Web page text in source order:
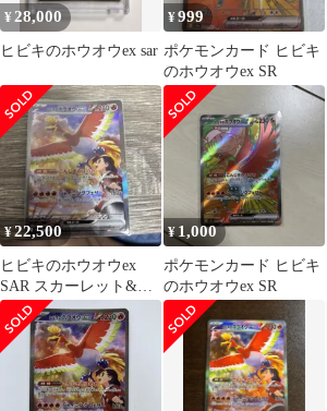
¥ 28,000
ヒビキのホウオウex sar
¥999
ポケモンカード ヒビキ
のホウオウex SR
¥22,500
ヒビキのホウオウex
SAR スカーレット&バ
イオレット 強化拡張パ
ック 熱風…
¥ 1,000
ポケモンカード ヒビキ
のホウオウex SR